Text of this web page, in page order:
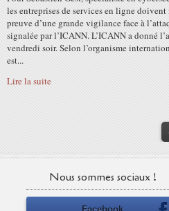
les entreprises de services en ligne doivent
preuve d’une grande vigilance face à
signalée par l’ICANN. L’ICANN a donné
vendredi soir. Selon l’organisme
est...
Lire la suite
Nous sommes sociaux !